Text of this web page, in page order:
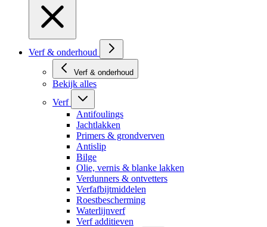
Verf & onderhoud
Verf & onderhoud
Bekijk alles
Verf
Antifoulings
Jachtlakken
Primers & grondverven
Antislip
Bilge
Olie, vernis & blanke lakken
Verdunners & ontvetters
Verfafbijtmiddelen
Roestbescherming
Waterlijnverf
Verf additieven